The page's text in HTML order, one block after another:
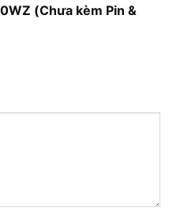
(Chưa kèm Pin &